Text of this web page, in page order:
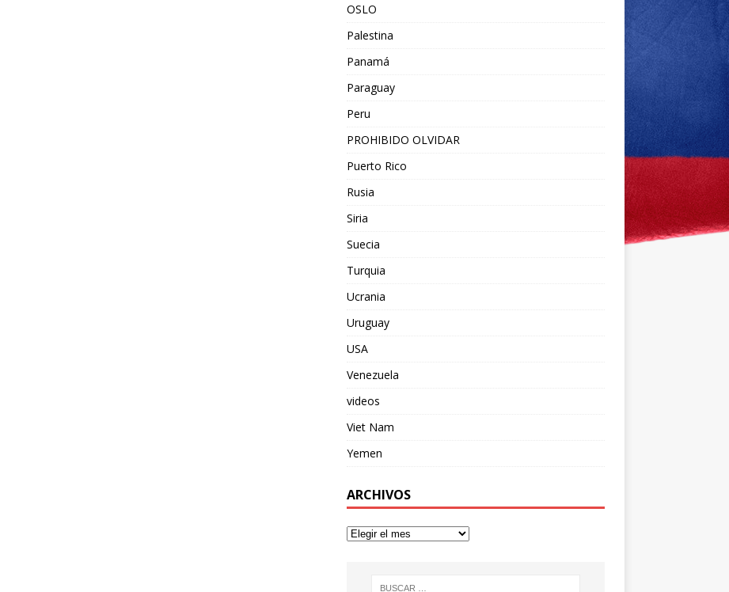
OSLO
Palestina
Panamá
Paraguay
Peru
PROHIBIDO OLVIDAR
Puerto Rico
Rusia
Siria
Suecia
Turquia
Ucrania
Uruguay
USA
Venezuela
videos
Viet Nam
Yemen
ARCHIVOS